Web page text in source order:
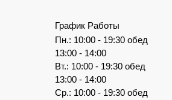
График Работы
Пн.: 10:00 - 19:30 обед
13:00 - 14:00
Вт.: 10:00 - 19:30 обед
13:00 - 14:00
Ср.: 10:00 - 19:30 обед